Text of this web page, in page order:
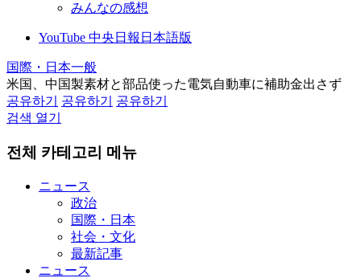
みんなの感想
YouTube 中央日報日本語版
国際・日本一般
米国、中国製素材と部品使った電気自動車に補助金出さず
공유하기
공유하기
공유하기
검색 열기
전체 카테고리 메뉴
ニュース
政治
国際・日本
社会・文化
最新記事
ニュース